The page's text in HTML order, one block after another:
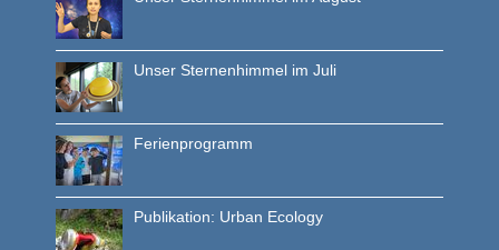
Unser Sternenhimmel im Juli
Ferienprogramm
Publikation: Urban Ecology